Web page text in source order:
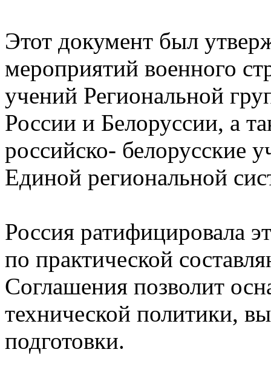
Этот документ был
мероприятий военного
учений Региональной
России и Белоруссии, а
российско- белорусские
Единой региональной
Россия ратифицировала
по практической
Соглашения позволит
технической политики,
подготовки.